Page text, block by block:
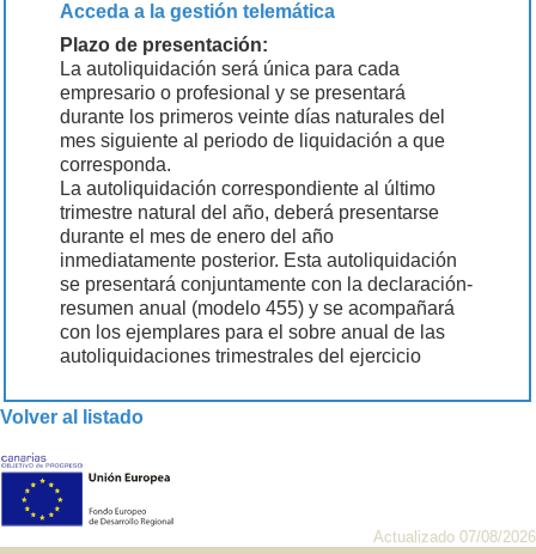
Acceda a la gestión telemática
Plazo de presentación:
La autoliquidación será única para cada
empresario o profesional y se presentará
durante los primeros veinte días naturales del
mes siguiente al periodo de liquidación a que
corresponda.
La autoliquidación correspondiente al último
trimestre natural del año, deberá presentarse
durante el mes de enero del año
inmediatamente posterior. Esta autoliquidación
se presentará conjuntamente con la declaración-
resumen anual (modelo 455) y se acompañará
con los ejemplares para el sobre anual de las
autoliquidaciones trimestrales del ejercicio
Volver al listado
Actualizado 07/08/2026